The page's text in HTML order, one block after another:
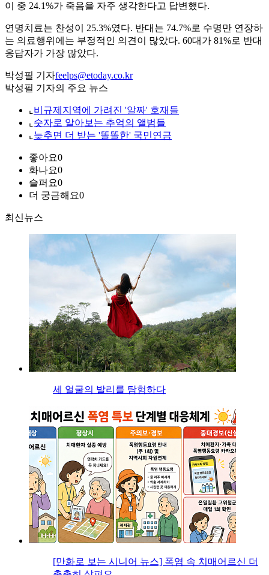
이 중 24.1%가 죽음을 자주 생각한다고 답변했다.
연명치료는 찬성이 25.3%였다. 반대는 74.7%로 수명만 연장하
는 의료행위에는 부정적인 의견이 많았다. 60대가 81%로 반대
응답자가 가장 많았다.
박성필 기자feelps@etoday.co.kr
박성필 기자의 주요 뉴스
⌞ 비규제지역에 가려진 '알짜' 호재들
⌞ 숫자로 알아보는 추억의 앨범들
⌞ 늦추면 더 받는 '똘똘한' 국민연금
좋아요0
화나요0
슬퍼요0
더 궁금해요0
최신뉴스
세 얼굴의 발리를 탐험하다
[만화로 보는 시니어 뉴스] 폭염 속 치매어르신 더